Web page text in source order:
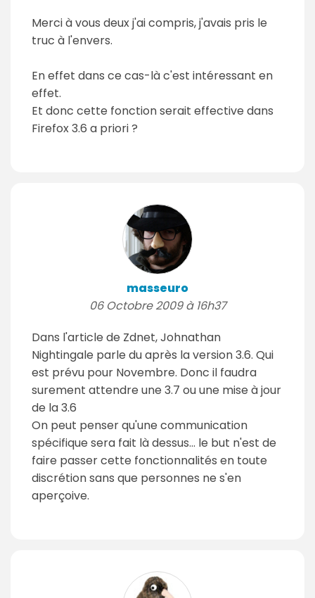
Merci à vous deux j'ai compris, j'avais pris le
truc à l'envers.
En effet dans ce cas-là c'est intéressant en
effet.
Et donc cette fonction serait effective dans
Firefox 3.6 a priori ?
masseuro
06 Octobre 2009 à 16h37
Dans l'article de Zdnet, Johnathan
Nightingale parle du après la version 3.6. Qui
est prévu pour Novembre. Donc il faudra
surement attendre une 3.7 ou une mise à jour
de la 3.6
On peut penser qu'une communication
spécifique sera fait là dessus... le but n'est de
faire passer cette fonctionnalités en toute
discrétion sans que personnes ne s'en
aperçoive.